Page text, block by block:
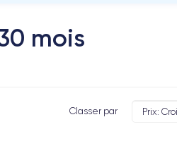
mois
Classer par